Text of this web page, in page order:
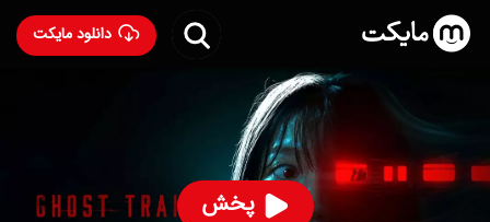
دانلود مایکت
پخش
۱۶۸ 79% ۴.۹
ساخت کره جنوبی سال 2024
رده سنی ۱۸+